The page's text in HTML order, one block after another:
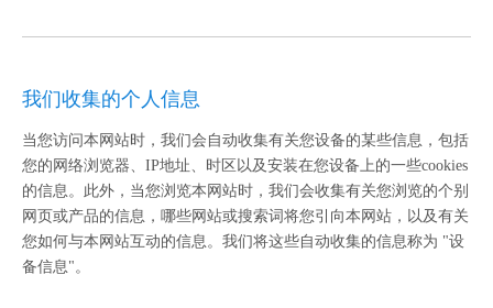
我们收集的个人信息
当您访问本网站时，我们会自动收集有关您设备的某些信息，包括
您的网络浏览器、IP地址、时区以及安装在您设备上的一些cookies
的信息。此外，当您浏览本网站时，我们会收集有关您浏览的个别
网页或产品的信息，哪些网站或搜索词将您引向本网站，以及有关
您如何与本网站互动的信息。我们将这些自动收集的信息称为 "设
备信息"。